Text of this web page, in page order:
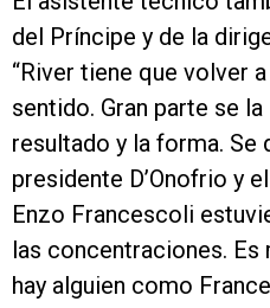
del Príncipe y de la
“River tiene que volver
sentido. Gran parte se
resultado y la forma.
presidente D’Onofrio y
Enzo Francescoli
las concentraciones. Es
hay alguien como